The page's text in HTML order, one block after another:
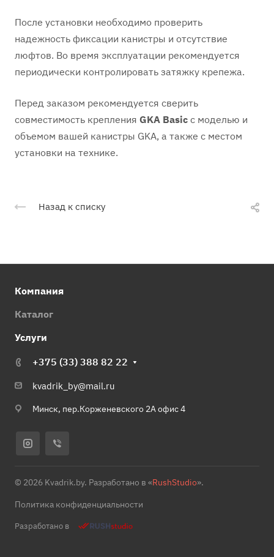
После установки необходимо проверить
надежность фиксации канистры и отсутствие
люфтов. Во время эксплуатации рекомендуется
периодически контролировать затяжку крепежа.
Перед заказом рекомендуется сверить
совместимость крепления GKA Basic с моделью и
объемом вашей канистры GKA, а также с местом
установки на технике.
Назад к списку
Компания
Каталог
Услуги
+375 (33) 388 82 22
kvadrik_by@mail.ru
Минск, пер.Корженевского 2А офис 4
© 2026 Kvadrik.by. Разработано в «RushStudio».
Политика конфиденциальности
Разработано в